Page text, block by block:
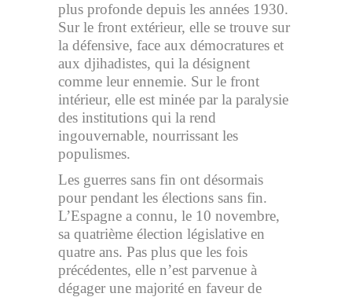
plus profonde depuis les années 1930.
Sur le front extérieur, elle se trouve sur
la défensive, face aux démocratures et
aux djihadistes, qui la désignent
comme leur ennemie. Sur le front
intérieur, elle est minée par la paralysie
des institutions qui la rend
ingouvernable, nourrissant les
populismes.
Les guerres sans fin ont désormais
pour pendant les élections sans fin.
L’Espagne a connu, le 10 novembre,
sa quatrième élection législative en
quatre ans. Pas plus que les fois
précédentes, elle n’est parvenue à
dégager une majorité en faveur de